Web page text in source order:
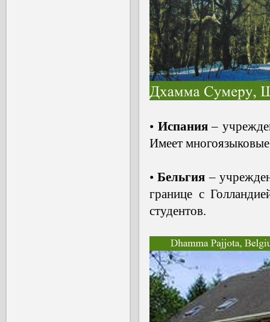
• Испания–
Имеет
•Бельгия–
границе с
студентов.